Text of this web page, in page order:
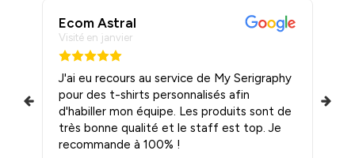
Ecom Astral
Visité en janvier
J'ai eu recours au service de My Serigraphy
pour des t-shirts personnalisés afin
d'habiller mon équipe. Les produits sont de
très bonne qualité et le staff est top. Je
recommande à 100% !